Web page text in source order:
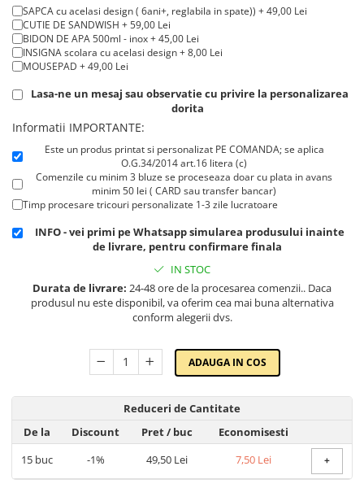
Cadouri Colegi, sefi sau angajati
Cadouri pentru Doctori
Cadouri pentru Sfânta Maria
Martisoare
SAPCA cu acelasi design ( 6ani+, reglabila in spate)) + 49,00 Lei
CUTIE DE SANDWISH + 59,00 Lei
BIDON DE APA 500ml - inox + 45,00 Lei
INSIGNA scolara cu acelasi design + 8,00 Lei
MOUSEPAD + 49,00 Lei
Lasa-ne un mesaj sau observatie cu privire la personalizarea
dorita
Informatii IMPORTANTE:
Este un produs printat si personalizat PE COMANDA; se aplica
O.G.34/2014 art.16 litera (c)
Comenzile cu minim 3 bluze se proceseaza doar cu plata in avans
minim 50 lei ( CARD sau transfer bancar)
Timp procesare tricouri personalizate 1-3 zile lucratoare
INFO - vei primi pe Whatsapp simularea produsului inainte
de livrare, pentru confirmare finala
IN STOC
Durata de livrare: 24-48 ore de la procesarea comenzii.. Daca
produsul nu este disponibil, va oferim cea mai buna alternativa
conform alegerii dvs.
ADAUGA IN COS
Reduceri de Cantitate
De la
Discount Pret/ buc
Economisesti
15buc -1% 49,50 Lei 7,50 Lei +